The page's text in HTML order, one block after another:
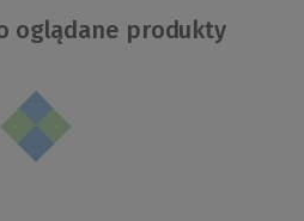
oglądane produkty